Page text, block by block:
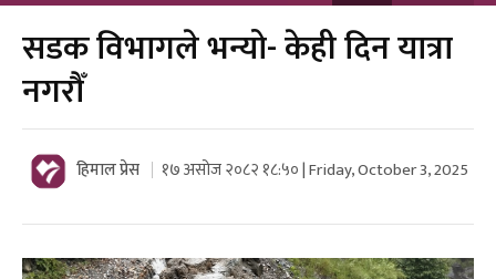
सडक विभागले भन्यो- केही दिन यात्रा
नगरौँ
हिमाल प्रेस १७ असोज २०८२ १८:५० | Friday, October 3, 2025